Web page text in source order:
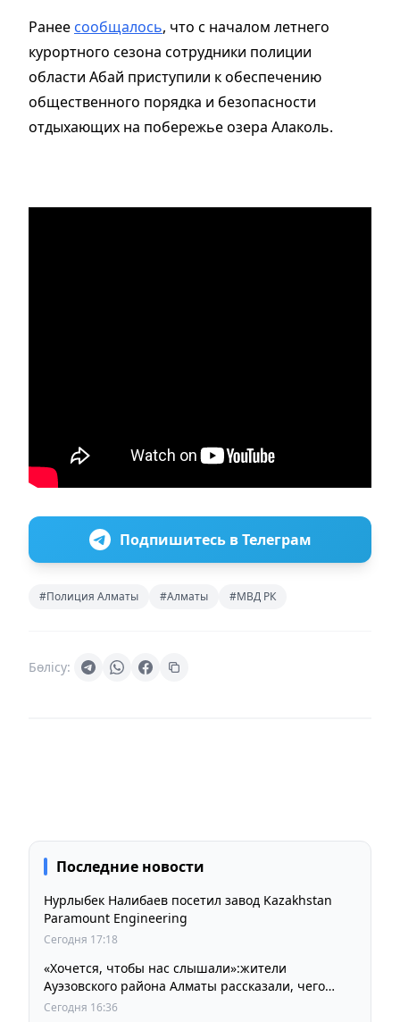
Ранее сообщалось, что с началом летнего
курортного сезона сотрудники полиции
области Абай приступили к обеспечению
общественного порядка и безопасности
отдыхающих на побережье озера Алаколь.
Подпишитесь в Телеграм
#Полиция Алматы #Алматы #МВД РК
Бөлісу:
Последние новости
Нурлыбек Налибаев посетил завод Kazakhstan
Paramount Engineering
Сегодня 17:18
«Хочется, чтобы нас слышали»:жители
Ауэзовского района Алматы рассказали, чего
ждут от выборов депутатов Курултая
Сегодня 16:36